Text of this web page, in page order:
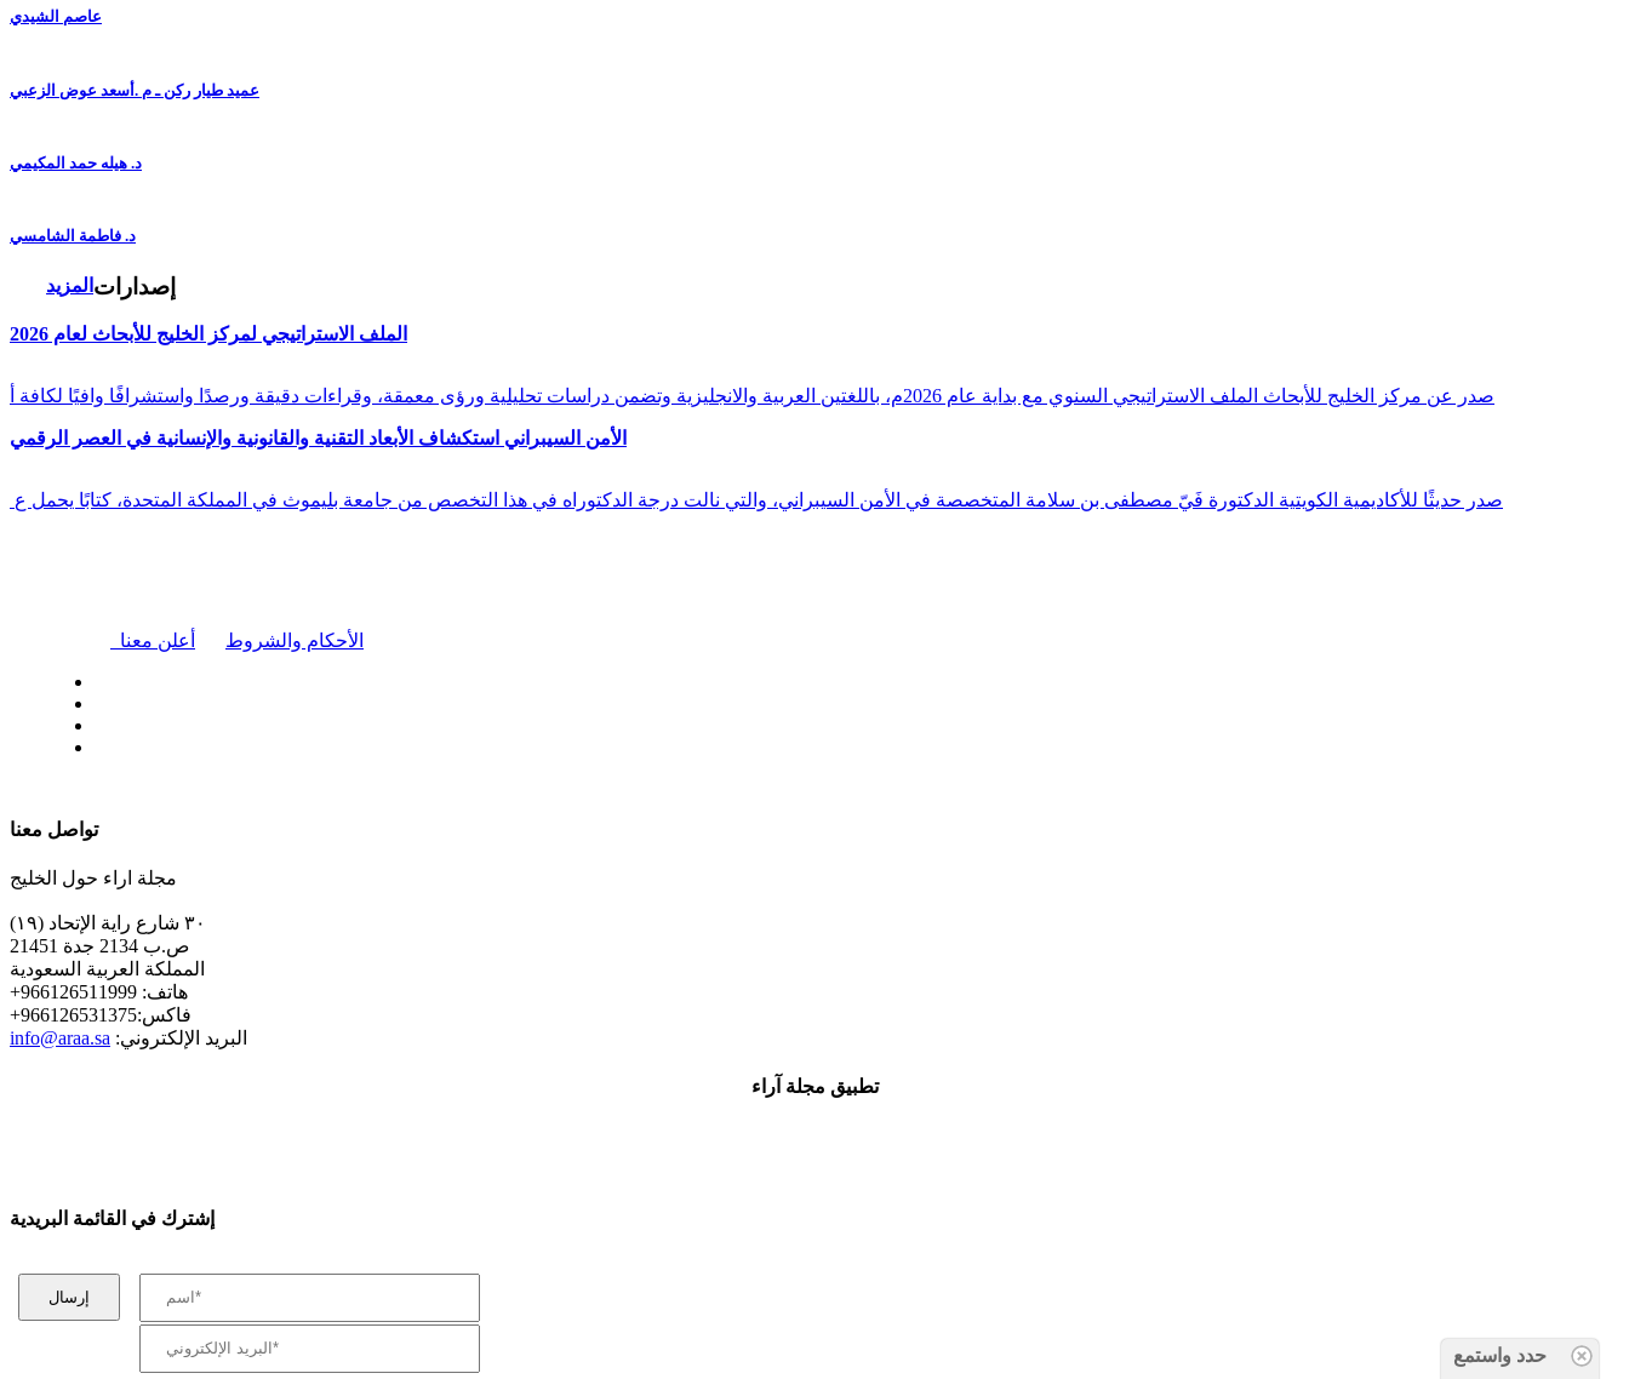
عاصم الشيدي
عميد طيار ركن ـ م .أسعد عوض الزعبي
د. هيله حمد المكيمي
د. فاطمة الشامسي
المزيد إصدارات
الملف الاستراتيجي لمركز الخليج للأبحاث لعام 2026
صدر عن مركز الخليج للأبحاث الملف الاستراتيجي السنوي مع بداية عام 2026م، باللغتين العربية والانجليزية وتضمن دراسات تحليلية ورؤى معمقة، وقراءات دقيقة ورصدًا واستشرافًا وافيًا لكافة أ
الأمن السيبراني استكشاف الأبعاد التقنية والقانونية والإنسانية في العصر الرقمي
صدر حديثًا للأكاديمية الكويتية الدكتورة فَيّ مصطفى بن سلامة المتخصصة في الأمن السيبراني، والتي نالت درجة الدكتوراه في هذا التخصص من جامعة بليموث في المملكة المتحدة، كتابًا يحمل ع
أعلن معنا الأحكام والشروط
تواصل معنا
مجلة اراء حول الخليج
٣٠ شارع راية الإتحاد (١٩)
ص.ب 2134 جدة 21451
المملكة العربية السعودية
+هاتف: 966126511999
+فاكس:966126531375
info@araa.sa :البريد الإلكتروني
تطبيق مجلة آراء
إشترك في القائمة البريدية
حدد واستمع